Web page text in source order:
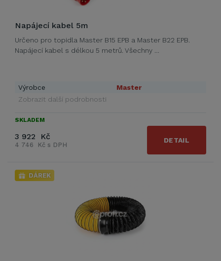
Napájecí kabel 5m
Určeno pro topidla Master B15 EPB a Master B22 EPB.
Napájecí kabel s délkou 5 metrů. Všechny …
Výrobce
Master
Zobrazit další podrobnosti
SKLADEM
3 922 Kč
4 746 Kč s DPH
DETAIL
DÁREK